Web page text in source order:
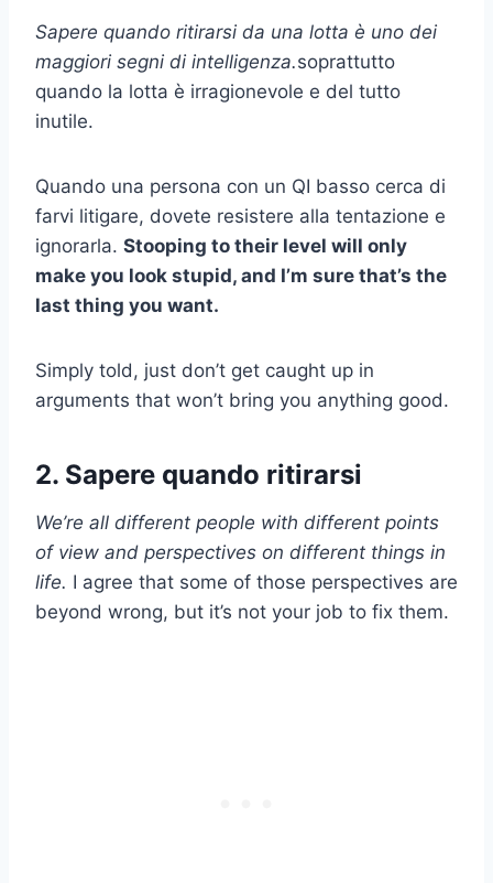
Sapere quando ritirarsi da una lotta è uno dei
maggiori segni di intelligenza.soprattutto
quando la lotta è irragionevole e del tutto
inutile.
Quando una persona con un QI basso cerca di
farvi litigare, dovete resistere alla tentazione e
ignorarla. Stooping to their level will only
make you look stupid, and I’m sure that’s the
last thing you want.
Simply told, just don’t get caught up in
arguments that won’t bring you anything good.
2. Sapere quando ritirarsi
We’re all different people with different points
of view and perspectives on different things in
life. I agree that some of those perspectives are
beyond wrong, but it’s not your job to fix them.